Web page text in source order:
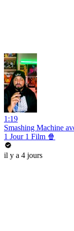
1:19
Smashing Machine
1 Jour 1 Film 🍿
il y a 4 jours